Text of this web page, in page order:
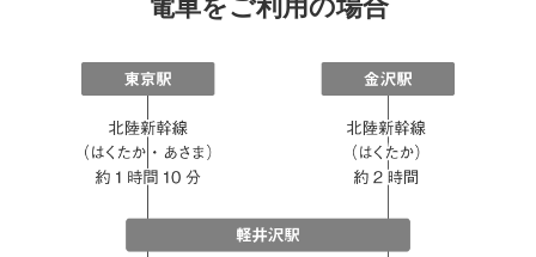
電車をご利用の場合